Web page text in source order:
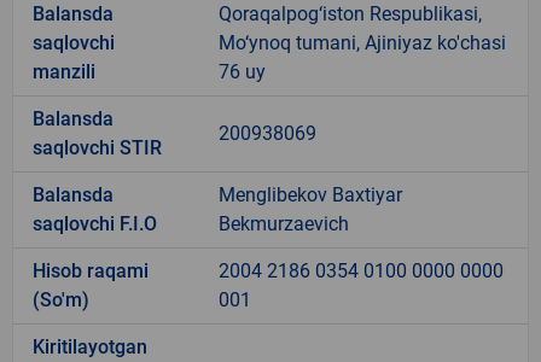
Balansda
saqlovchi
manzili
Qoraqalpog‘iston Respublikasi,
Mo‘ynoq tumani, Ajiniyaz ko'chasi
76 uy
Balansda
saqlovchi STIR
200938069
Balansda
saqlovchi F.I.O
Menglibekov Baxtiyar
Bekmurzaevich
Hisob raqami
(So'm)
2004 2186 0354 0100 0000 0000
001
Kiritilayotgan